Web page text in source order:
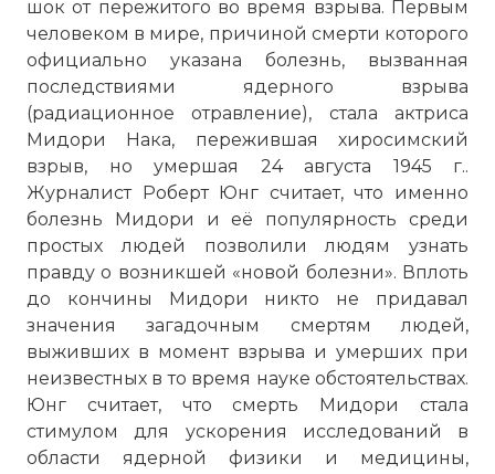
шок от пережитого во время взрыва. Первым
человеком в мире, причиной смерти которого
официально указана болезнь, вызванная
последствиями ядерного взрыва
(радиационное отравление), стала актриса
Мидори Нака, пережившая хиросимский
взрыв, но умершая 24 августа 1945 г..
Журналист Роберт Юнг считает, что именно
болезнь Мидори и её популярность среди
простых людей позволили людям узнать
правду о возникшей «новой болезни». Вплоть
до кончины Мидори никто не придавал
значения загадочным смертям людей,
выживших в момент взрыва и умерших при
неизвестных в то время науке обстоятельствах.
Юнг считает, что смерть Мидори стала
стимулом для ускорения исследований в
области ядерной физики и медицины,